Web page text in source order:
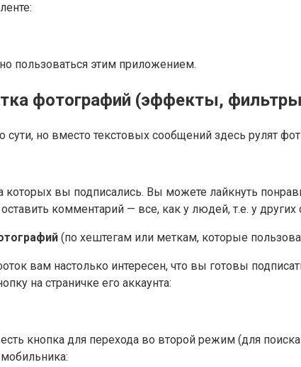
пользоваться этим приложением.
фотографий (эффекты,
сути, но вместо текстовых сообщений здесь рулят
которых вы подписались. Вы можете лайкнуть
комментарий — все, как у людей, т.е. у других
(по хештегам или меткам, которые
вам настолько интересен, что вы готовы
на страничке его аккаунта:
кнопка для перехода во второй режим (для